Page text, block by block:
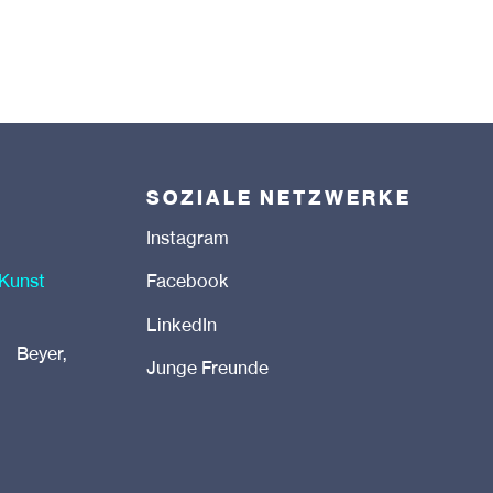
Beyer,
SOZIALE NETZWERKE
Instagram
Facebook
LinkedIn
Junge Freunde